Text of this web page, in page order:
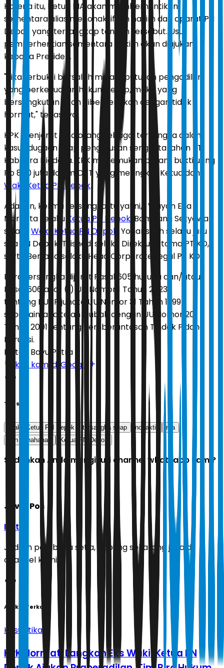
Karena itu, Ketua MA akan memberhentikan
sementara alias menonaktifkan hakim dan aparat PN
Depok yang tertangkap tangan tersebut. Usul
pemberhentian sementara hakim akan diajukan
kepada Presiden.
"Jika terbukti bersalah melalui putusan pengadilan
yang berkekuatan hukum tetap, maka yang
bersangkutan akan diberhentikan dengan tidak
hormat," tegasnya.
KPK menjerat lima orang sebagai tersangka dalam
kasus dugaan suap pengurusan sengketa lahan PT
Kabhara Digdaya. KPK menemukan barant bukti uang
Rp 850 juta dalam OTT yang meringkus Ketua dan
Wakil Ketua PN Depok.
Adapun, kelima tersangka itu yakni, I Wayan Eka
Mariarta selaku Ketua PN Depok , Bambang Setyawan
selaku Wakil Ketua PN Depok , Yohansyah selaku juru
sita PN Depok, Trisnadi selaku Direktur Utama PT KD,
serta Berliana selaku Head Corporate Legal PT KD.
Para tersangka dijerat Pasal 605 huruf a dan/atau
Pasal 606 ayat (1) UU Nomor 1 Tahun 2023
tentang KUHP juncto UU Nomor 31 Tahun 1999
sebagaimana telah diubah dengan UU Nomor 20
Tahun 2001 tentang Pemberantasan Tindak Pidana
Korupsi.
Editor: Bayu Putra
Ikuti kami di Google
Tags
Wakil Ketua PN Depok tersangka suap nonaktif
ma
izin penahanan
Ketua PN Depok
Sudahkah Anda mengikuti channel whatsapp kami?
Jawa Pos
Ikuti
Jadilah pembaca setia, gabung sekarang juga di
channel kami!
Artikel Terkait
Kasuistika
KPK Hormati Langkah Eks Wakil Ketua PN